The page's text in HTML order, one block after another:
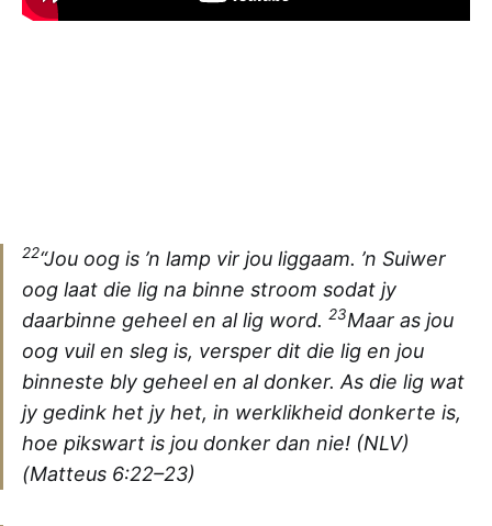
22“Jou oog is ’n lamp vir jou liggaam. ’n Suiwer
oog laat die lig na binne stroom sodat jy
daarbinne geheel en al lig word. 23Maar as jou
oog vuil en sleg is, versper dit die lig en jou
binneste bly geheel en al donker. As die lig wat
jy gedink het jy het, in werklikheid donkerte is,
hoe pikswart is jou donker dan nie! (NLV)
(Matteus 6:22–23)